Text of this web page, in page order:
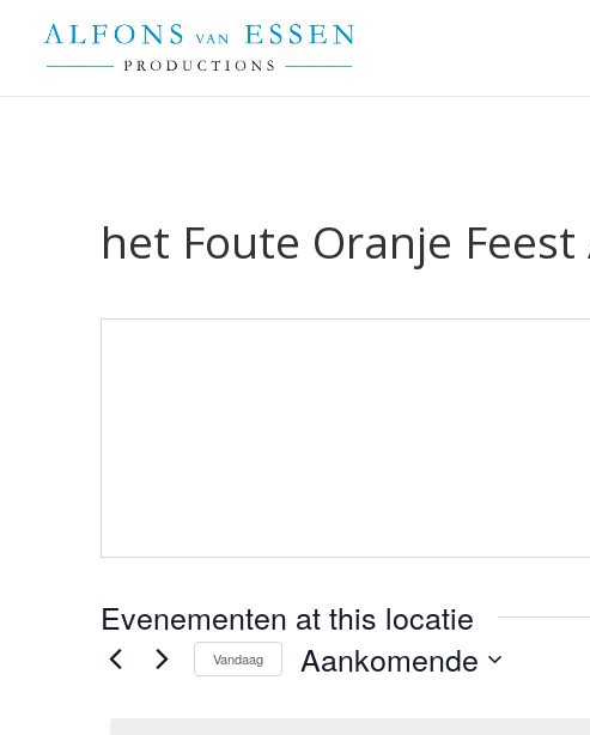
het Foute Oranje
Evenementen at this locatie
Vandaag Aankomende